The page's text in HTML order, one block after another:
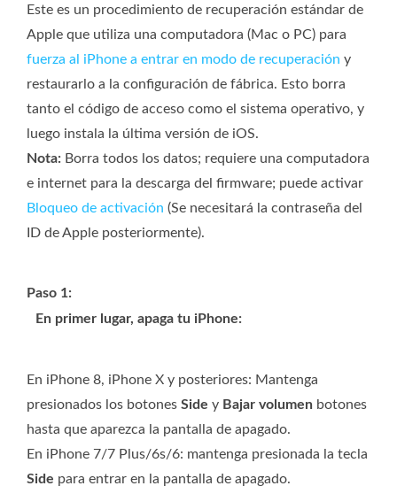
Este es un procedimiento de recuperación estándar de
Apple que utiliza una computadora (Mac o PC) para
fuerza al iPhone a entrar en modo de recuperación y
restaurarlo a la configuración de fábrica. Esto borra
tanto el código de acceso como el sistema operativo, y
luego instala la última versión de iOS.
Nota: Borra todos los datos; requiere una computadora
e internet para la descarga del firmware; puede activar
Bloqueo de activación (Se necesitará la contraseña del
ID de Apple posteriormente).
Paso 1:
En primer lugar, apaga tu iPhone:
En iPhone 8, iPhone X y posteriores: Mantenga
presionados los botones Side y Bajar volumen botones
hasta que aparezca la pantalla de apagado.
En iPhone 7/7 Plus/6s/6: mantenga presionada la tecla
Side para entrar en la pantalla de apagado.